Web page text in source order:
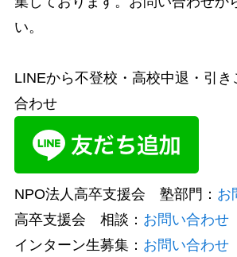
い。
LINEから不登校・高校中退・引き
合わせ
NPO法人高卒支援会 塾部門： お
高卒支援会 相談： お問い合わせ
インターン生募集： お問い合わせ